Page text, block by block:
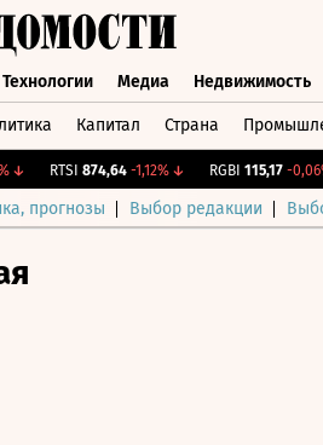
Технологии Медиа Недвижимость
Капитал Страна
RTSI 874,64 -1,12%↓ RGBI 115,17 -0,06%↓
прогнозы Выбор редакции